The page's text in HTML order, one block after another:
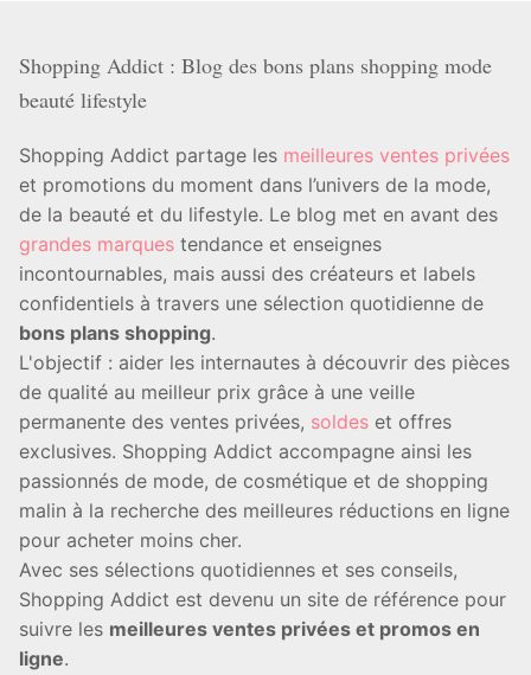
Shopping Addict : Blog des bons plans shopping mode
beauté lifestyle
Shopping Addict partage les meilleures ventes privées
et promotions du moment dans l’univers de la mode,
de la beauté et du lifestyle. Le blog met en avant des
grandes marques tendance et enseignes
incontournables, mais aussi des créateurs et labels
confidentiels à travers une sélection quotidienne de
bons plans shopping.
L'objectif : aider les internautes à découvrir des pièces
de qualité au meilleur prix grâce à une veille
permanente des ventes privées, soldes et offres
exclusives. Shopping Addict accompagne ainsi les
passionnés de mode, de cosmétique et de shopping
malin à la recherche des meilleures réductions en ligne
pour acheter moins cher.
Avec ses sélections quotidiennes et ses conseils,
Shopping Addict est devenu un site de référence pour
suivre les meilleures ventes privées et promos en
ligne.